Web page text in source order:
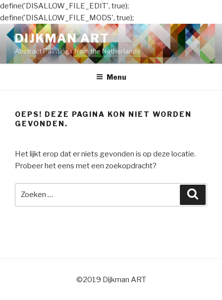
define('DISALLOW_FILE_EDIT', true);
define('DISALLOW_FILE_MODS', true);
Naar
de
inhoud
springen
DIJKMAN ART
Abstract Paintings from the Netherlands
Menu
OEPS! DEZE PAGINA KON NIET WORDEN
GEVONDEN.
Het lijkt erop dat er niets gevonden is op deze locatie.
Probeer het eens met een zoekopdracht?
©2019 Dijkman ART